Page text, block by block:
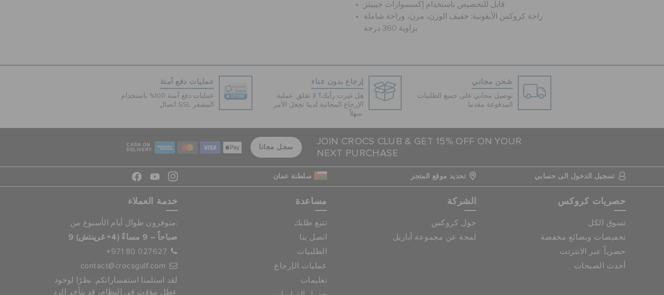
قابل للتخصيص باستخدام إكسسوارات جيبيتز
راحة كروكس الأيقونية: خفيف الوزن، مرن، وراحة شاملة
بزاوية 360 درجة
شحن مجاني
توصيل مجاني على جميع الطلبيات
المدفوعة مقدما
إرجاع بدون عناء
هل غيرت رأيك؟ لا تقلق. عملية
الإرجاع المجانية لدينا تجعل الأمر
سهلاً.
عمليات دفع آمنة
عمليات دفع آمنة 100% باستخدام
اتصال SSL المشفر
JOIN CROCS CLUB & GET 15% OFF ON YOUR
NEXT PURCHASE
سجل مجانا
CASH ON
DELIVERY
تسجيل الدخول الى حسابي تحديد موقع المتجر سلطنة عمان
حصريات كروكس
تسوق الكل
تخفيضات وبضائع مخفضة
حصرياً عبر الانترنت
أحدث الصيحات
الشركة
حول كروكس
لمحة عن مجموعة أباريل
مساعدة
تتبع طلبك
اتصل بنا
الطلبيات
عمليات الإرجاع
تعليمات
خدمة العملاء
متوفرون طوال أيام الأسبوع من:
9 صباحاً – 9 مساءً (4+ غرينتش)
+971 80 027627
contact@crocsgulf.com
لقد استلمنا استفساراتكم. نظرًا لوجود
عطل مؤقت في النظام، قد يتأخر الرد